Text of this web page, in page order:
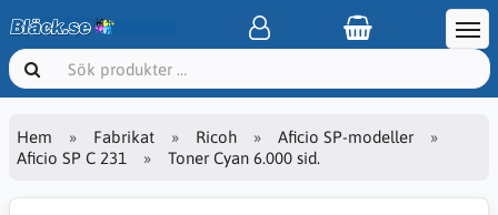
Hem Fabrikat Ricoh
Aficio SP-modeller
Aficio SP C 231
Toner Cyan 6.000 sid.